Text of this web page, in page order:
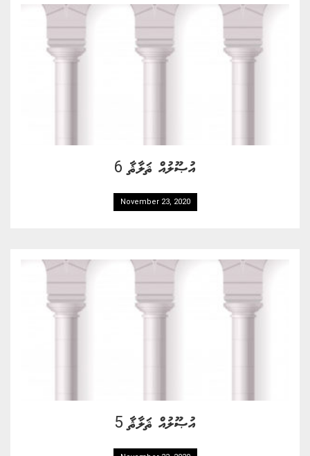
އުޞޫލުއް ޘަލާޘާ 6
November 23, 2020
އުޞޫލުއް ޘަލާޘާ 5